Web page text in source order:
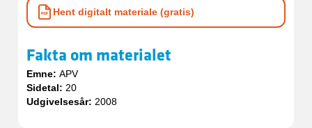
Hent digitalt materiale (gratis)
Fakta om materialet
Emne: APV
Sidetal: 20
Udgivelsesår: 2008